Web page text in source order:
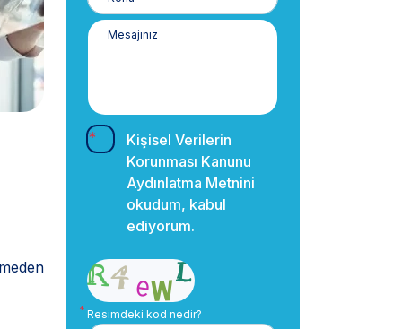
Kişisel Verilerin
Korunması Kanunu
Aydınlatma Metnini
okudum, kabul
ediyorum.
Resimdeki kod nedir?